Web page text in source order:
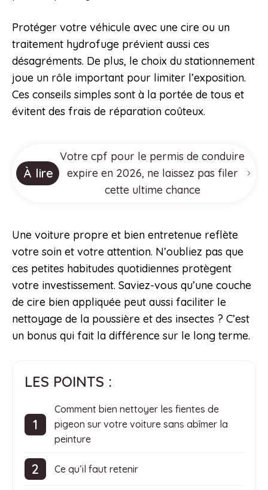
Protéger votre véhicule avec une cire ou un
traitement hydrofuge prévient aussi ces
désagréments. De plus, le choix du stationnement
joue un rôle important pour limiter l’exposition.
Ces conseils simples sont à la portée de tous et
évitent des frais de réparation coûteux.
À lire
Votre cpf pour le permis de conduire
expire en 2026, ne laissez pas filer
cette ultime chance
Une voiture propre et bien entretenue reflète
votre soin et votre attention. N’oubliez pas que
ces petites habitudes quotidiennes protègent
votre investissement. Saviez-vous qu’une couche
de cire bien appliquée peut aussi faciliter le
nettoyage de la poussière et des insectes ? C’est
un bonus qui fait la différence sur le long terme.
LES POINTS :
Comment bien nettoyer les fientes de
pigeon sur votre voiture sans abîmer la
peinture
Ce qu’il faut retenir